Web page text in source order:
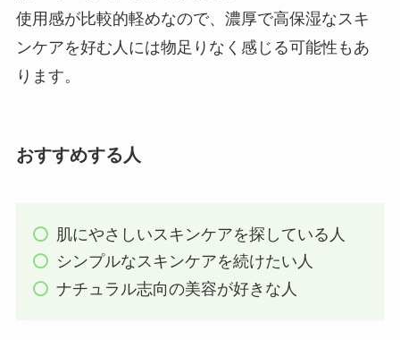
使用感が比較的軽めなので、濃厚で高保湿なスキ
ンケアを好む人には物足りなく感じる可能性もあ
ります。
おすすめする人
肌にやさしいスキンケアを探している人
シンプルなスキンケアを続けたい人
ナチュラル志向の美容が好きな人